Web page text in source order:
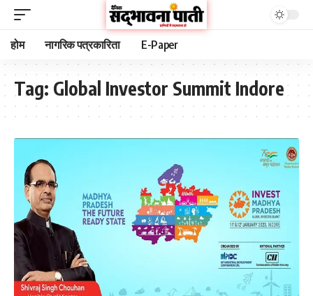
होम नागरिक पत्रकारिता E-Paper
Tag: Global Investor Summit Indore